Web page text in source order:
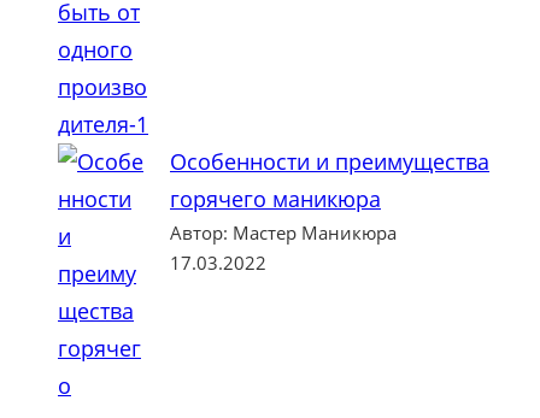
Особенности и преимущества
горячего маникюра
Автор: Мастер Маникюра
17.03.2022